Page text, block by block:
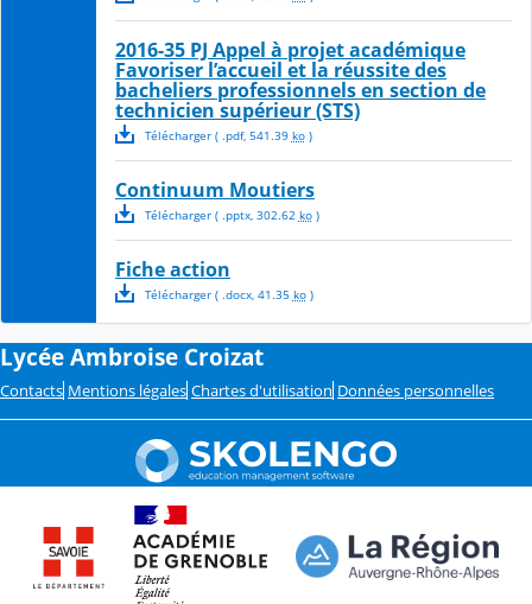
2016-35 PJ Appel à projet académique
Favoriser l’accueil et la réussite des
bacheliers professionnels en section de
technicien supérieur (STS)
Télécharger( .pdf, 541.39 ko)
Continuum Moutiers
Télécharger( .pptx, 302.62 ko)
Fiche action
Télécharger( .docx, 41.35 ko)
Lycée Ambroise Croizat
Contacts Mentions légales Chartes d'utilisation Données personnelles